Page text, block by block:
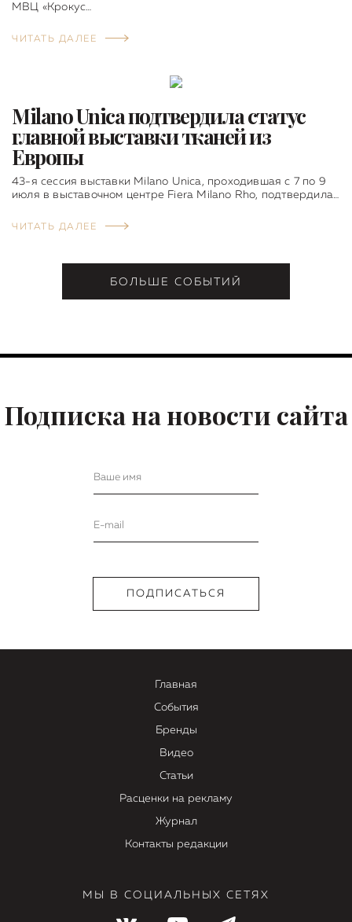
МВЦ «Крокус…
ЧИТАТЬ ДАЛЕЕ
Milano Unica подтвердила статус
главной выставки тканей из
Европы
43-я сессия выставки Milano Unica, проходившая с 7 по 9
июля в выставочном центре Fiera Milano Rho, подтвердила…
ЧИТАТЬ ДАЛЕЕ
БОЛЬШЕ СОБЫТИЙ
Подписка на новости сайта
Главная
События
Бренды
Видео
Статьи
Расценки на рекламу
Журнал
Контакты редакции
МЫ В СОЦИАЛЬНЫХ СЕТЯХ